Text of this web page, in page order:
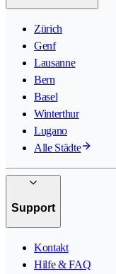
Zürich
Genf
Lausanne
Bern
Basel
Winterthur
Lugano
Alle Städte
Support
Kontakt
Hilfe & FAQ